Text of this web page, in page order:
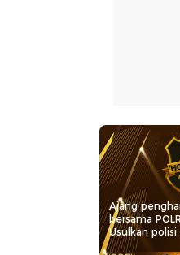
Ajang
bersama
Usulkan